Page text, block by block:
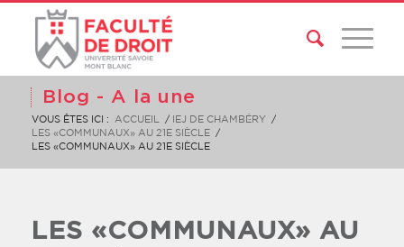
Blog - A la une
VOUS ÊTES ICI : ACCUEIL / IEJ DE CHAMBÉRY
/
LES «COMMUNAUX» AU 21E SIÈCLE
/
LES «COMMUNAUX» AU 21E SIÈCLE
LES «COMMUNAUX» AU